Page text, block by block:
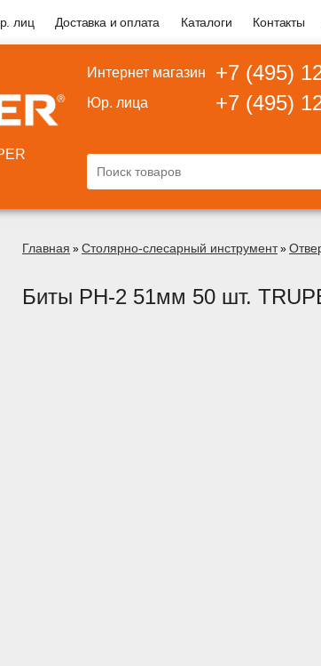
лиц Доставка и оплата Каталоги Контакты
Интернет магазин +7 (495)
Юр. лица +7 (495)
Главная » Столярно-слесарный инструмент»
Биты PH-2 51мм 50 шт.